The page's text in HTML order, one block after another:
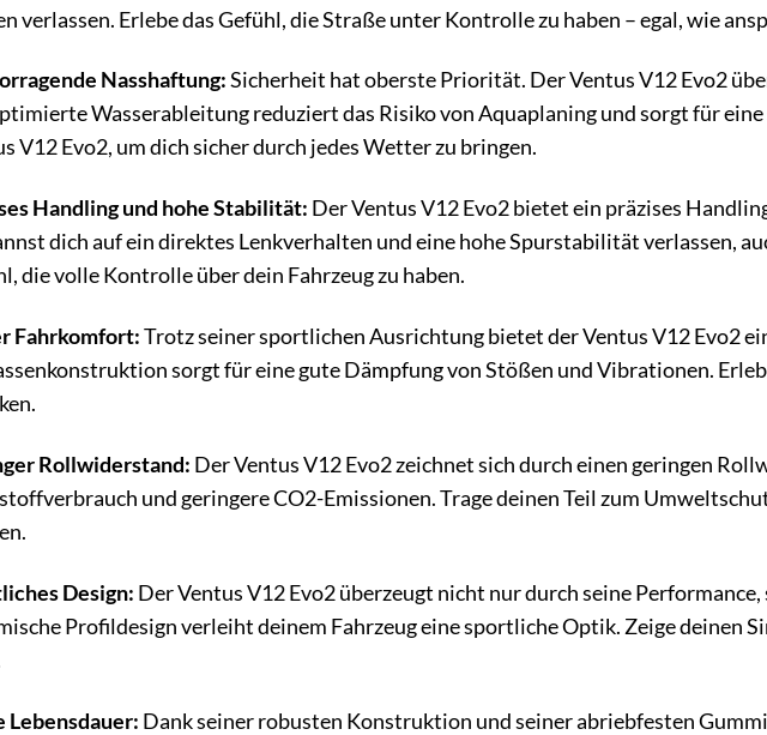
verlassen. Erlebe das Gefühl, die Straße unter Kontrolle zu haben – egal, wie
Nasshaftung:Sicherheit hat oberste Priorität. Der Ventus V12 Evo2
Wasserableitung reduziert das Risiko von Aquaplaning und sorgt für eine
V12 Evo2, um dich sicher durch jedes Wetter zu bringen.
Handling und hohe Stabilität: Der Ventus V12 Evo2 bietet ein präzises
dich auf ein direktes Lenkverhalten und eine hohe Spurstabilität verlassen,
die volle Kontrolle über dein Fahrzeug zu haben.
Fahrkomfort:Trotz seiner sportlichen Ausrichtung bietet der Ventus V12 Evo2
sorgt für eine gute Dämpfung von Stößen und Vibrationen.
Rollwiderstand: Der Ventus V12 Evo2 zeichnet sich durch einen geringen
und geringere CO2-Emissionen. Trage deinen Teil zum
Design: Der Ventus V12 Evo2 überzeugt nicht nur durch seine
Profildesign verleiht deinem Fahrzeug eine sportliche Optik. Zeige deinen
Lebensdauer: Dank seiner robusten Konstruktion und seiner abriebfesten